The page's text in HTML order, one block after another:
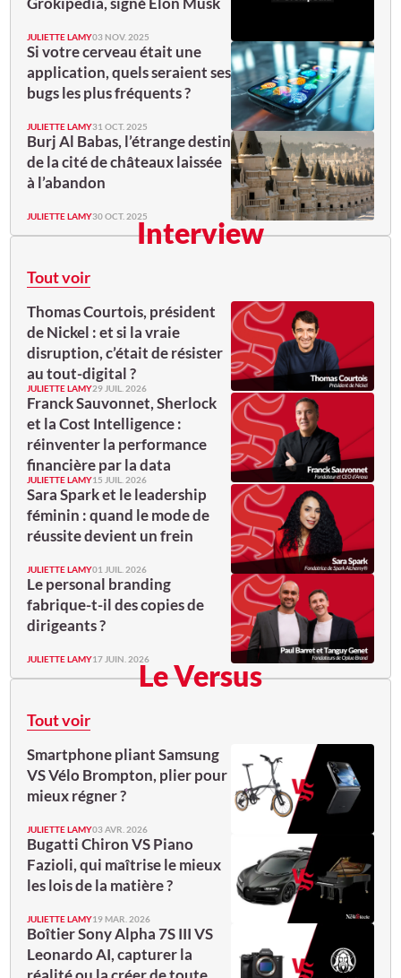
JULIETTE LAMY03 NOV. 2025
Si votre cerveau était une
application, quels seraient ses
bugs les plus fréquents ?
JULIETTE LAMY31 OCT. 2025
Burj Al Babas, l’étrange destin
de la cité de châteaux laissée
à l’abandon
JULIETTE LAMY30 OCT. 2025Interview
Tout voir
Thomas Courtois, président
de Nickel : et si la vraie
disruption, c’était de résister
au tout-digital ?
JULIETTE LAMY29 JUIL. 2026
Franck Sauvonnet, Sherlock
et la Cost Intelligence :
réinventer la performance
financière par la data
JULIETTE LAMY15 JUIL. 2026
Sara Spark et le leadership
féminin : quand le mode de
réussite devient un frein
JULIETTE LAMY01 JUIL. 2026
Le personal branding
fabrique-t-il des copies de
dirigeants ?
JULIETTE LAMY17 JUIN. 2026Le Versus
Tout voir
Smartphone pliant Samsung
VS Vélo Brompton, plier pour
mieux régner ?
JULIETTE LAMY03 AVR. 2026
Bugatti Chiron VS Piano
Fazioli, qui maîtrise le mieux
les lois de la matière ?
JULIETTE LAMY19 MAR. 2026
Boîtier Sony Alpha 7S III VS
Leonardo AI, capturer la